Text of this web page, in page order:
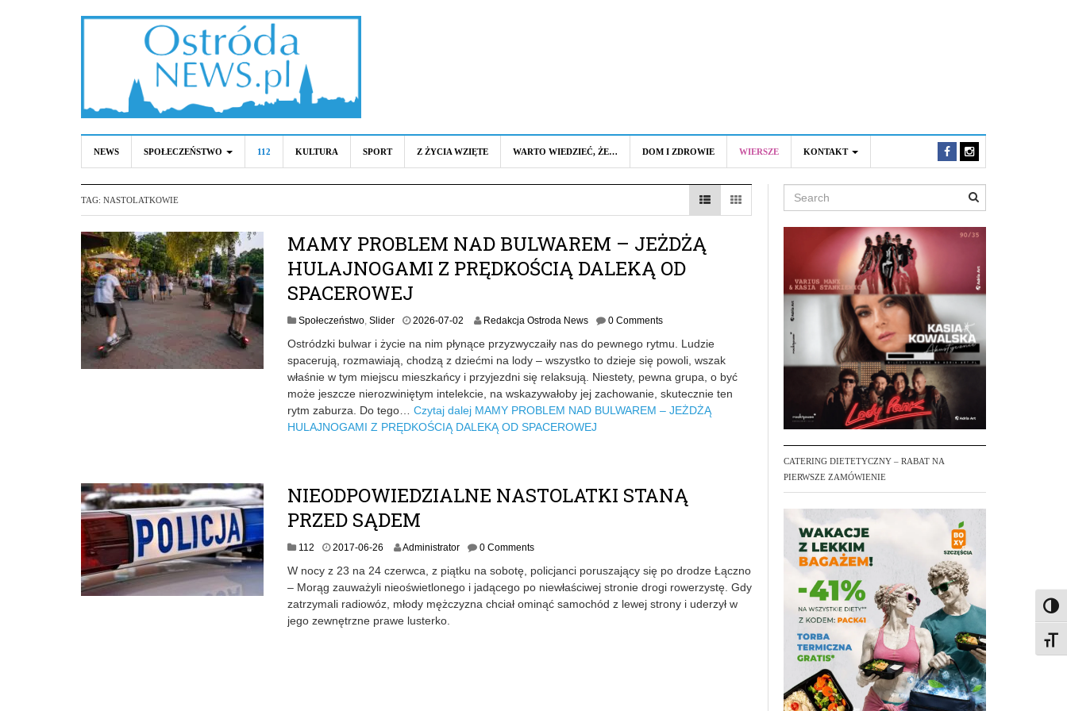
NEWS SPOŁECZEŃSTWO 112 KULTURA SPORT Z ŻYCIA WZIĘTE WARTO WIEDZIEĆ, ŻE… DOM I ZDROWIE WIERSZE KONTAKT
TAG: NASTOLATKOWIE
MAMY PROBLEM NAD BULWAREM – JEŻDŻĄ
HULAJNOGAMI Z PRĘDKOŚCIĄ DALEKĄ OD
SPACEROWEJ
Społeczeństwo Slider 2026-07-02
2
6
-
0
0
Redakcja Ostroda News 0 Comments
Ostródzki bulwar i życie na nim płynące przyzwyczaiły nas do pewnego rytmu. Ludzie
spacerują, rozmawiają, chodzą z dziećmi na lody – wszystko to dzieje się powoli, wszak
właśnie w tym miejscu mieszkańcy i przyjezdni się relaksują. Niestety, pewna grupa, o być
może jeszcze nierozwiniętym intelekcie, na wskazywałoby jej zachowanie, skutecznie ten
rytm zaburza. Do tego… Czytaj dalej MAMY PROBLEM NAD BULWAREM – JEŻDŻĄ
HULAJNOGAMI Z PRĘDKOŚCIĄ DALEKĄ OD SPACEROWEJ
NIEODPOWIEDZIALNE NASTOLATKI STANĄ
PRZED SĄDEM
112 2017-06-26
1
7
-
0
Administrator 0 Comments
W nocy z 23 na 24 czerwca, z piątku na sobotę, policjanci poruszający się po drodze Łączno
– Morąg zauważyli nieoświetlonego i jadącego po niewłaściwej stronie drogi rowerzystę. Gdy
zatrzymali radiowóz, młody mężczyzna chciał ominąć samochód z lewej strony i uderzył w
jego zewnętrzne prawe lusterko.
Search
CATERING DIETETYCZNY – RABAT NA
PIERWSZE ZAMÓWIENIE